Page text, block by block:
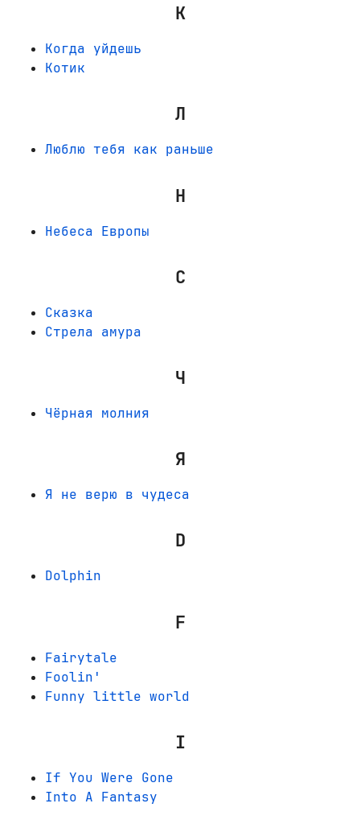
К
Когда уйдешь
Котик
Л
Люблю тебя как раньше
Н
Небеса Европы
С
Сказка
Стрела амура
Ч
Чёрная молния
Я
Я не верю в чудеса
D
Dolphin
F
Fairytale
Foolin'
Funny little world
I
If You Were Gone
Into A Fantasy